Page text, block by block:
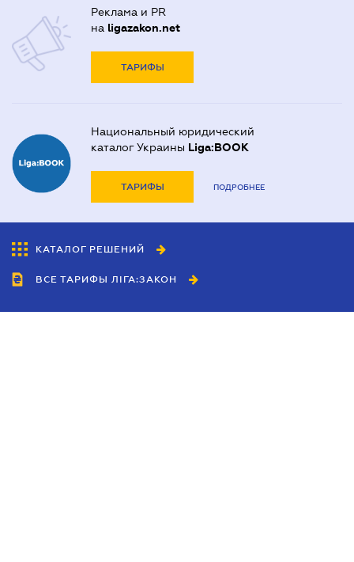
Реклама и PR
на ligazakon.net
ТАРИФЫ
Национальный юридический
каталог Украины Liga:BOOK
ТАРИФЫ ПОДРОБНЕЕ
КАТАЛОГ РЕШЕНИЙ
ВСЕ ТАРИФЫ ЛІГА:ЗАКОН